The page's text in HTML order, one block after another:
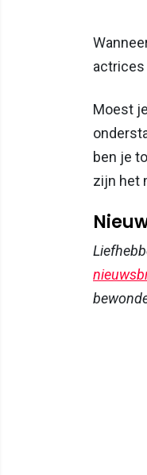
actrices
Moest
ben je
zijn het